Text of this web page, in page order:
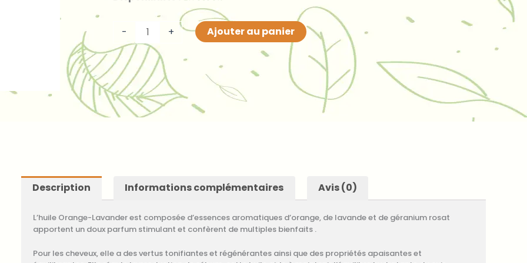
48,00 €.
24,00 €.
-
orange
lavande
+ Ajouter au panier
Description Informations complémentaires Avis (0)
L’huile Orange-Lavander est composée d’essences aromatiques d’orange, de lavande et de géranium rosat
apportent un doux parfum stimulant et confèrent de multiples bienfaits .
Pour les cheveux, elle a des vertus tonifiantes et régénérantes ainsi que des propriétés apaisantes et